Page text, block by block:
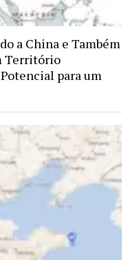
a China e Também
Território
para um